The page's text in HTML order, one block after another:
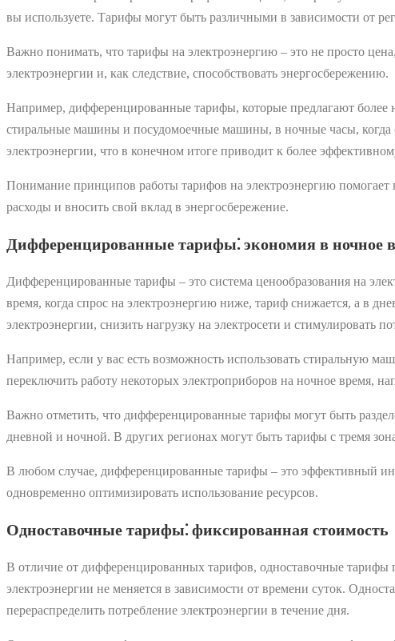
вы используете. Тарифы могут быть различными в зависимости от
Важно понимать, что тарифы на электроэнергию – это не просто
электроэнергии и, как следствие, способствовать энергосбережению.
Например, дифференцированные тарифы, которые предлагают более
стиральные машины и посудомоечные машины, в ночные часы, когда
электроэнергии, что в конечном итоге приводит к более
Понимание принципов работы тарифов на электроэнергию помогает
расходы и вносить свой вклад в энергосбережение.
Дифференцированные тарифы⁚ экономия в ночное
Дифференцированные тарифы – это система ценообразования на
время, когда спрос на электроэнергию ниже, тариф снижается, а в
электроэнергии, снизить нагрузку на электросети и стимулировать
Например, если у вас есть возможность использовать стиральную
переключить работу некоторых электроприборов на ночное время,
Важно отметить, что дифференцированные тарифы могут быть
дневной и ночной. В других регионах могут быть тарифы с тремя
В любом случае, дифференцированные тарифы – это эффективный
одновременно оптимизировать использование ресурсов.
Одноставочные тарифы⁚ фиксированная стоимость
В отличие от дифференцированных тарифов, одноставочные тарифы
электроэнергии не меняется в зависимости от времени суток.
перераспределить потребление электроэнергии в течение дня.